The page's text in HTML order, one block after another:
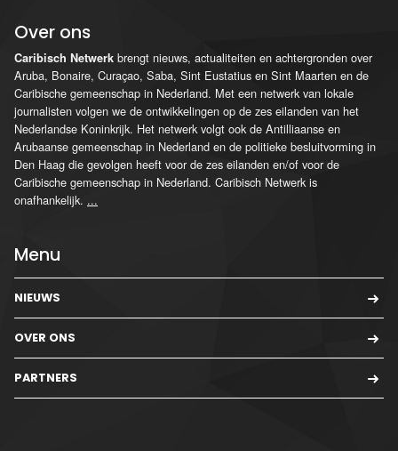
Over ons
Caribisch Netwerk brengt nieuws, actualiteiten en achtergronden over
Aruba, Bonaire, Curaçao, Saba, Sint Eustatius en Sint Maarten en de
Caribische gemeenschap in Nederland. Met een netwerk van lokale
journalisten volgen we de ontwikkelingen op de zes eilanden van het
Nederlandse Koninkrijk. Het netwerk volgt ook de Antilliaanse en
Arubaanse gemeenschap in Nederland en de politieke besluitvorming in
Den Haag die gevolgen heeft voor de zes eilanden en/of voor de
Caribische gemeenschap in Nederland. Caribisch Netwerk is
onafhankelijk. ...
Menu
NIEUWS
OVER ONS
PARTNERS